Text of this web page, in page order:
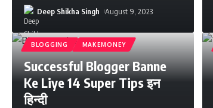
Deep Shikha Singh August 9, 2023
BLOGGING MAKEMONEY
Successful Blogger Banne
Ke Liye 14 Super Tips इन
हिन्दी